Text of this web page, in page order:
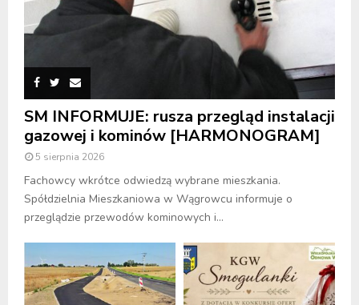
SM INFORMUJE: rusza przegląd instalacji
gazowej i kominów [HARMONOGRAM]
5 sierpnia 2026
Fachowcy wkrótce odwiedzą wybrane mieszkania.
Spółdzielnia Mieszkaniowa w Wągrowcu informuje o
przeglądzie przewodów kominowych i...